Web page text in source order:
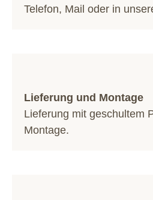
Telefon, Mail oder in
Lieferung und Montage
Lieferung mit geschultem
Montage.